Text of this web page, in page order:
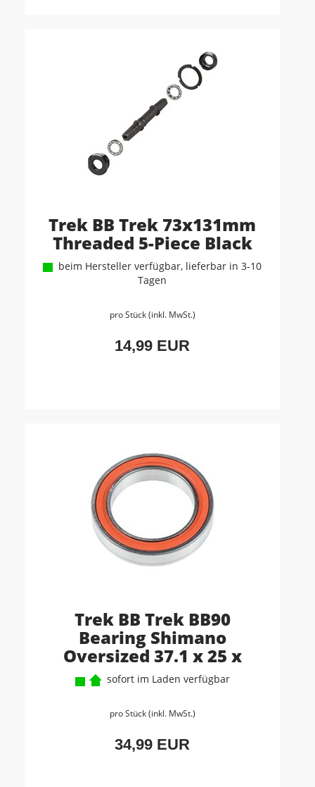
Trek BB Trek 73x131mm
Threaded 5-Piece Black
beim Hersteller verfügbar, lieferbar in 3-10
Tagen
pro Stück (inkl. MwSt.)
14,99 EUR
Trek BB Trek BB90
Bearing Shimano
Oversized 37.1 x 25 x
sofort im Laden verfügbar
pro Stück (inkl. MwSt.)
34,99 EUR